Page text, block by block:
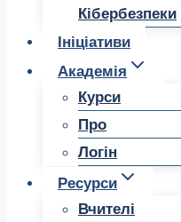
Кібербезпеки
Ініціативи
Академія
Курси
Про
Логін
Ресурси
Вчителі